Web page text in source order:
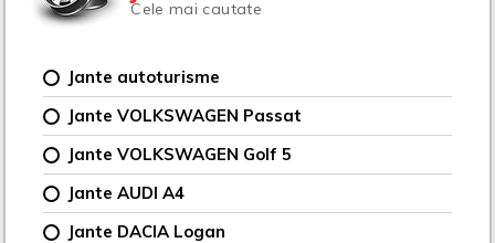
Cele mai cautate
Jante autoturisme
Jante VOLKSWAGEN Passat
Jante VOLKSWAGEN Golf 5
Jante AUDI A4
Jante DACIA Logan